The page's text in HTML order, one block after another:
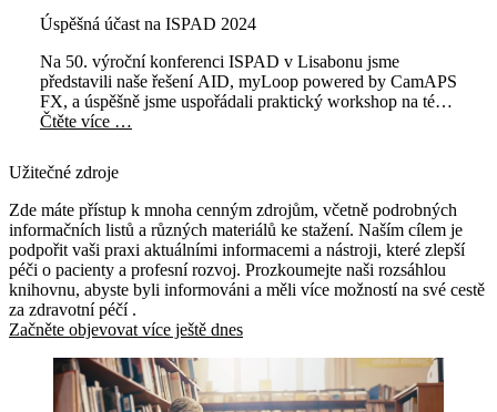
Úspěšná účast na ISPAD 2024
Na 50. výroční konferenci ISPAD v Lisabonu jsme
představili naše řešení AID, myLoop powered by CamAPS
FX, a úspěšně jsme uspořádali praktický workshop na téma
"Automatizované podávání inzulinu pomocí CamAPS FX
Čtěte více …
Užitečné zdroje
Zde máte přístup k mnoha cenným zdrojům, včetně podrobných
informačních listů a různých materiálů ke stažení. Naším cílem je
podpořit vaši praxi aktuálními informacemi a nástroji, které zlepší
péči o pacienty a profesní rozvoj. Prozkoumejte naši rozsáhlou
knihovnu, abyste byli informováni a měli více možností na své cestě
za zdravotní péčí .
Začněte objevovat více ještě dnes